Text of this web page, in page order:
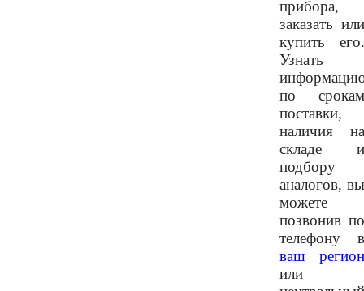
прибора,
заказать или
купить его.
Узнать
по срокам
поставки,
наличия на
складе и
подбору
аналогов, вы
можете
позвонив по
телефону в
ваш регион
или